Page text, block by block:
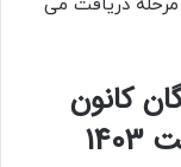
دو مرحله دریافت می
کانون